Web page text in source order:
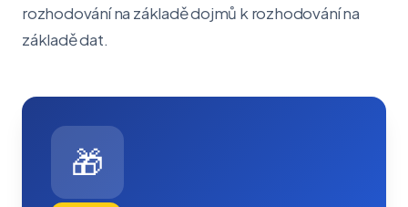
rozhodování na základě dojmů k rozhodování na
základě dat.
🎁